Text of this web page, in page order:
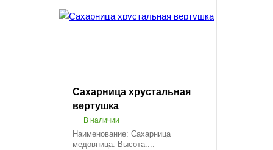
Сахарница хрустальная
вертушка
В наличии
Наименование: Сахарница
медовница. Высота:...